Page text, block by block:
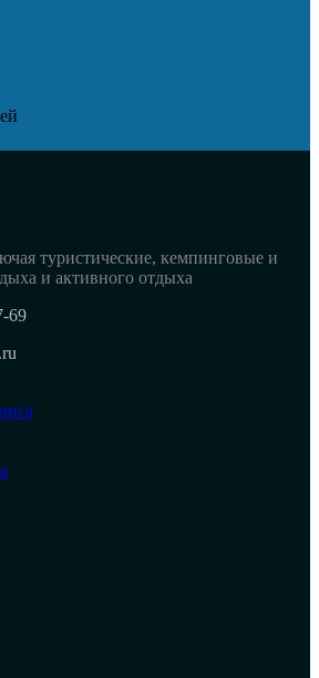
туристические, кемпинговые и
и активного отдыха
69